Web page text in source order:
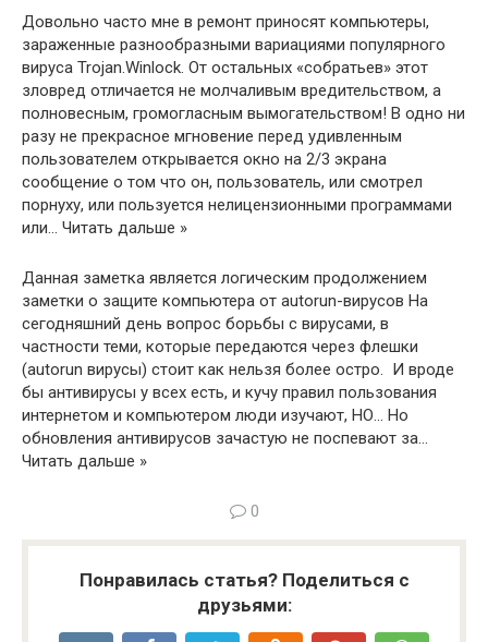
Довольно часто мне в ремонт приносят компьютеры,
зараженные разнообразными вариациями популярного
вируса Trojan.Winlock. От остальных «собратьев» этот
зловред отличается не молчаливым вредительством, а
полновесным, громогласным вымогательством! В одно ни
разу не прекрасное мгновение перед удивленным
пользователем открывается окно на 2/3 экрана
сообщение о том что он, пользователь, или смотрел
порнуху, или пользуется нелицензионными программами
или… Читать дальше »
Данная заметка является логическим продолжением
заметки о защите компьютера от autorun-вирусов На
сегодняшний день вопрос борьбы с вирусами, в
частности теми, которые передаются через флешки
(autorun вирусы) стоит как нельзя более остро. И вроде
бы антивирусы у всех есть, и кучу правил пользования
интернетом и компьютером люди изучают, НО… Но
обновления антивирусов зачастую не поспевают за…
Читать дальше »
0
Понравилась статья? Поделиться с
друзьями: